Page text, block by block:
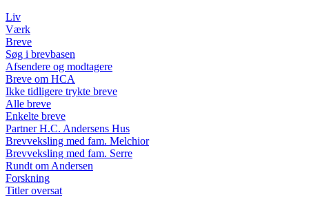
Liv
Værk
Breve
Søg i brevbasen
Afsendere og modtagere
Breve om HCA
Ikke tidligere trykte breve
Alle breve
Enkelte breve
Partner H.C. Andersens Hus
Brevveksling med fam. Melchior
Brevveksling med fam. Serre
Rundt om Andersen
Forskning
Titler oversat